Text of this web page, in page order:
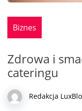
Biznes
Zdrowa i
cateringu
Redakcja